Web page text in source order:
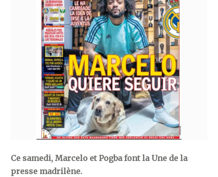
Ce samedi, Marcelo et Pogba font la Une de la
presse madrilène.